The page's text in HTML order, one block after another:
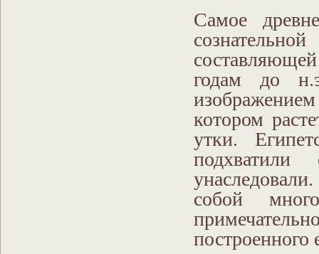
Самое
годам до
котором
утки.
подхватили
собой